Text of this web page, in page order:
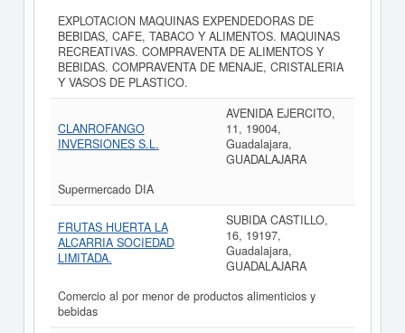
EXPLOTACION MAQUINAS EXPENDEDORAS DE
BEBIDAS, CAFE, TABACO Y ALIMENTOS. MAQUINAS
RECREATIVAS. COMPRAVENTA DE ALIMENTOS Y
BEBIDAS. COMPRAVENTA DE MENAJE, CRISTALERIA
Y VASOS DE PLASTICO.
CLANROFANGO
INVERSIONES S.L.
AVENIDA EJERCITO,
11, 19004,
Guadalajara,
GUADALAJARA
Supermercado DIA
FRUTAS HUERTA LA
ALCARRIA SOCIEDAD
LIMITADA.
SUBIDA CASTILLO,
16, 19197,
Guadalajara,
GUADALAJARA
Comercio al por menor de productos alimenticios y
bebidas